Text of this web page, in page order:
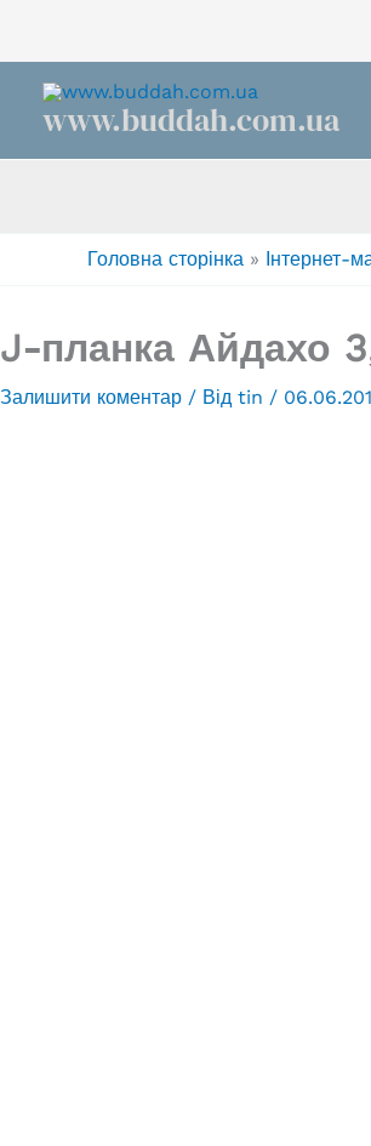
вмісту
www.buddah.com.ua
Головна сторінка » Інтернет-
J-планка Айдахо
Залишити коментар / Від tin /